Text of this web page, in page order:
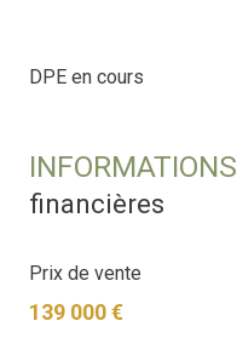
DPE en cours
INFORMATIONS
financières
Prix de vente
139 000 €